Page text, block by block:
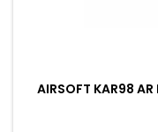
AIRSOFT KAR98